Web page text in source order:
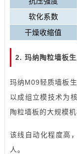
软化系数
干燥收缩值
2. 玛纳陶粒墙板
玛纳M09轻质墙板
以成组立模技术为
陶粒墙板的大规模机
该线自动化程度高
人。